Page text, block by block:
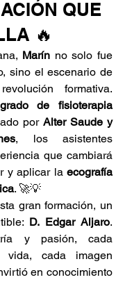
QUE
🔥
Marín no solo fue
sino el escenario de
formativa.
de fisioterapia
por Alter Saude y
, los asistentes
que cambiará
y aplicar la ecografía
. 🚀💡
gran formación, un
D. Edgar Aljaro.
y pasión, cada
vida, cada imagen
en conocimiento